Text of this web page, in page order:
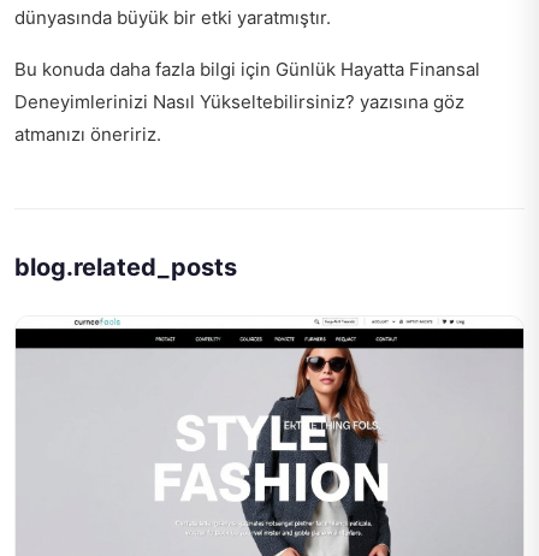
dünyasında büyük bir etki yaratmıştır.
Bu konuda daha fazla bilgi için Günlük Hayatta Finansal
Deneyimlerinizi Nasıl Yükseltebilirsiniz? yazısına göz
atmanızı öneririz.
blog.related_posts